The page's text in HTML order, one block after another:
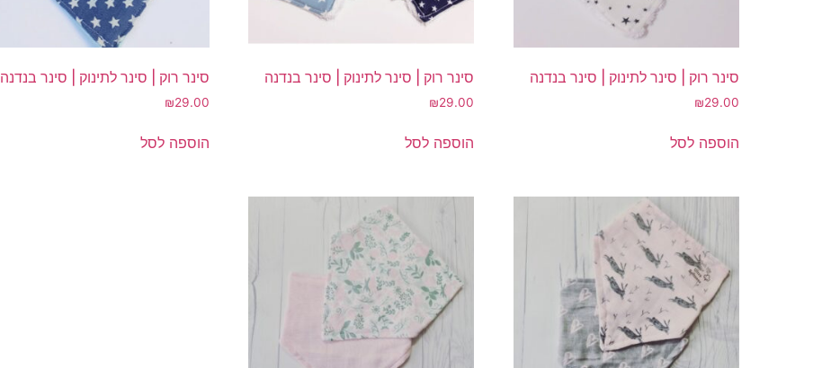
סינר רוק | סינר לתינוק | סינר בנדנה
₪29.00
הוספה לסל
סינר רוק | סינר לתינוק | סינר בנדנה
₪29.00
הוספה לסל
סינר רוק | סינר לתינוק | סינר בנדנה
₪29.00
הוספה לסל